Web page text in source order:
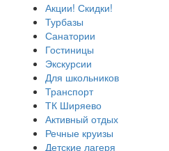
Акции! Скидки!
Турбазы
Санатории
Гостиницы
Экскурсии
Для школьников
Транспорт
ТК Ширяево
Активный отдых
Речные круизы
Детские лагеря